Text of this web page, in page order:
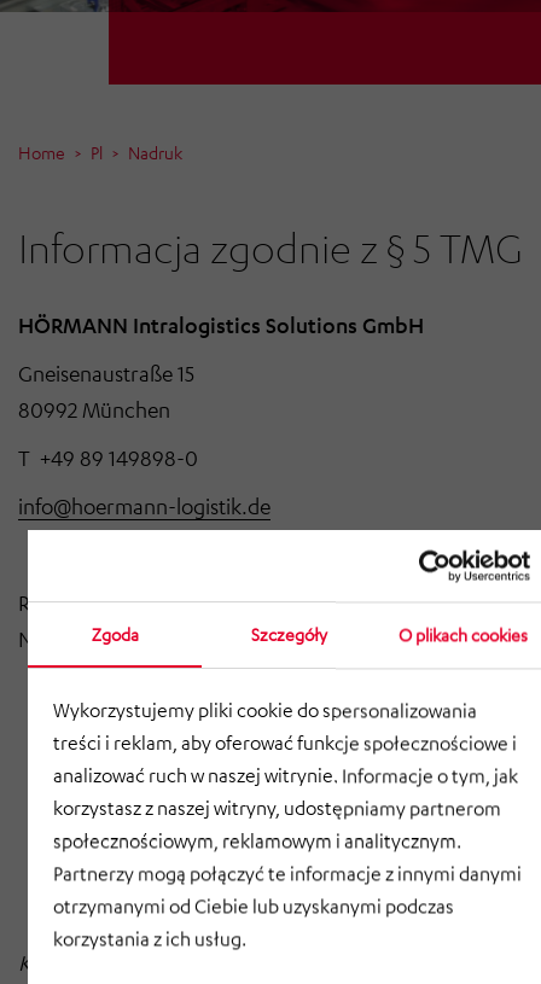
Zgoda Szczegóły O plikach cookies
Wykorzystujemy pliki cookie do spersonalizowania
treści i reklam, aby oferować funkcje społecznościowe i
analizować ruch w naszej witrynie. Informacje o tym, jak
korzystasz z naszej witryny, udostępniamy partnerom
społecznościowym, reklamowym i analitycznym.
Partnerzy mogą połączyć te informacje z innymi danymi
otrzymanymi od Ciebie lub uzyskanymi podczas
korzystania z ich usług.
Home Pl Nadruk
Informacja zgodnie z § 5 TMG
HÖRMANN Intralogistics Solutions GmbH
Gneisenaustraße 15
80992 München
T +49 89 149898-0
info@hoermann-logistik.de
Reprezentowany przez kierownictwo: Benito Vigo
Nieves
Sąd rejestrowy: Monachium
Numer rejestru: HRB 81184
Numer identyfikacji podatkowej sprzedaży: DE
129375619
Kredytowanie obrazów HÖRMANN Intralogistics: